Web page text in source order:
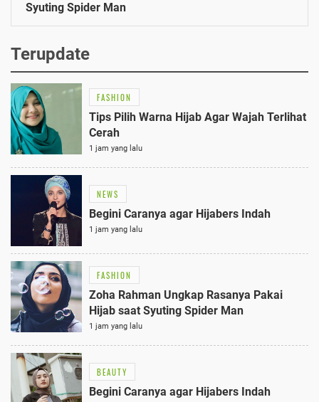
Syuting Spider Man
Terupdate
FASHION
Tips Pilih Warna Hijab Agar Wajah Terlihat
Cerah
1 jam yang lalu
NEWS
Begini Caranya agar Hijabers Indah
1 jam yang lalu
FASHION
Zoha Rahman Ungkap Rasanya Pakai
Hijab saat Syuting Spider Man
1 jam yang lalu
BEAUTY
Begini Caranya agar Hijabers Indah